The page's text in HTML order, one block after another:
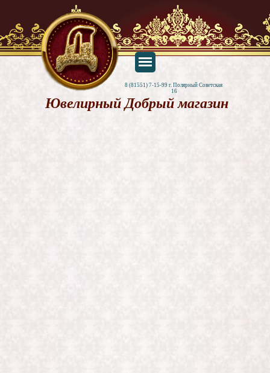
8 (81551) 7-15-99 г. Полярный Советская
16
Ювелирный Добрый магазин